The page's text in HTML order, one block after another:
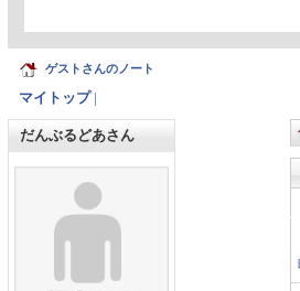
ゲストさんのノート
マイトップ|
だんぶるどあさん